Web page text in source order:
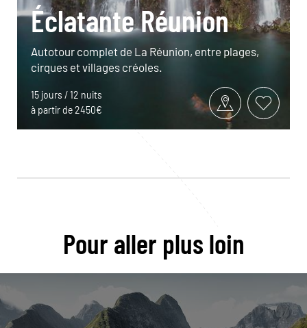
Éclatante Réunion
Autotour complet de La Réunion, entre plages,
cirques et villages créoles.
15 jours / 12 nuits
à partir de 2450€
Pour aller plus loin